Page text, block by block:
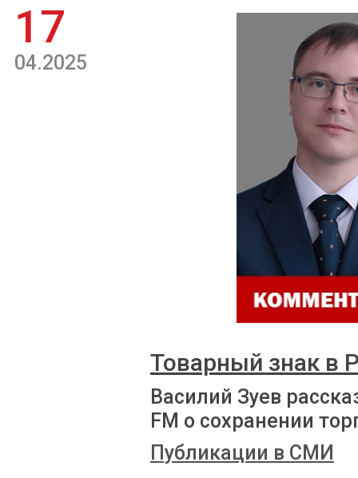
17
04.2025
Товарный знак в
Василий Зуев
FM о сохранении
Публикации в СМИ